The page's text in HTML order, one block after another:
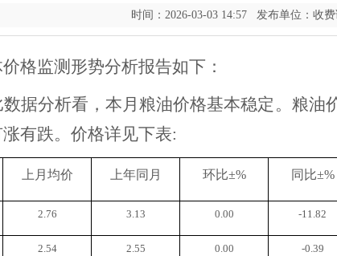
时间：2026-03-03 14:57 发布单位：收费
价格监测形势分析报告如下：
据分析看，本月粮油价格基本稳定。粮油
有跌。价格详见下表:
上月均价 上年同月 环比±% 同比±%
2.76 3.13 0.00 -11.82
2.54 2.55 0.00 -0.39